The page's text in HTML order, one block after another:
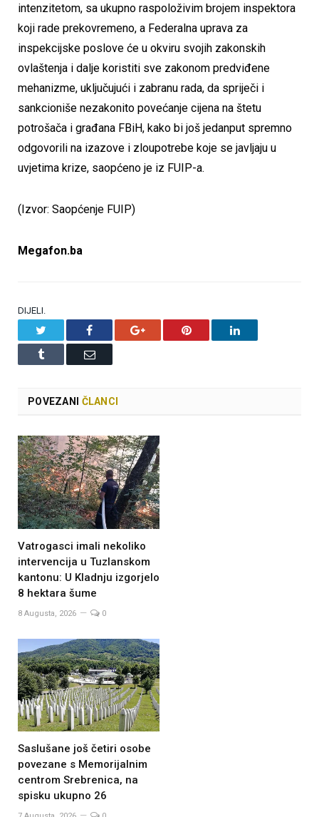
intenzitetom, sa ukupno raspoloživim brojem inspektora
koji rade prekovremeno, a Federalna uprava za
inspekcijske poslove će u okviru svojih zakonskih
ovlaštenja i dalje koristiti sve zakonom predviđene
mehanizme, uključujući i zabranu rada, da spriječi i
sankcioniše nezakonito povećanje cijena na štetu
potrošača i građana FBiH, kako bi još jedanput spremno
odgovorili na izazove i zloupotrebe koje se javljaju u
uvjetima krize, saopćeno je iz FUIP-a.
(Izvor: Saopćenje FUIP)
Megafon.ba
DIJELI.
Facebook Google+ Pinterest LinkedIn
Tumblr Email
POVEZANI ČLANCI
Vatrogasci imali nekoliko
intervencija u Tuzlanskom
kantonu: U Kladnju izgorjelo
8 hektara šume
8 Augusta, 2026 0
Saslušane još četiri osobe
povezane s Memorijalnim
centrom Srebrenica, na
spisku ukupno 26